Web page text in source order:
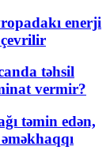
enerji
çevrilir
təhsil
vermir?
təmin edən,